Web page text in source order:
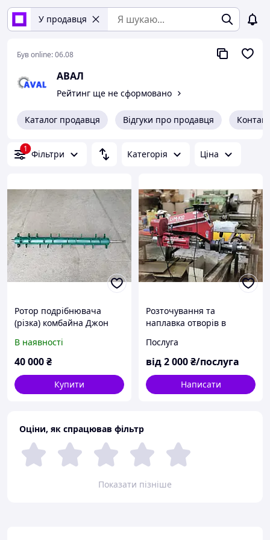
У продавця
Був online:06.08
АВАЛ
Рейтинг ще не сформовано
Каталог продавця Відгуки про продавця
1 Фільтри Категорія Ціна
Ротор подрібнювача
(різка) комбайна Джон
В наявності
40 000₴
Купити
Розточування та
наплавка отворів в
Послуга
від2 000₴/послуга
Написати
Оціни, як спрацював фільтр
Показати пізніше